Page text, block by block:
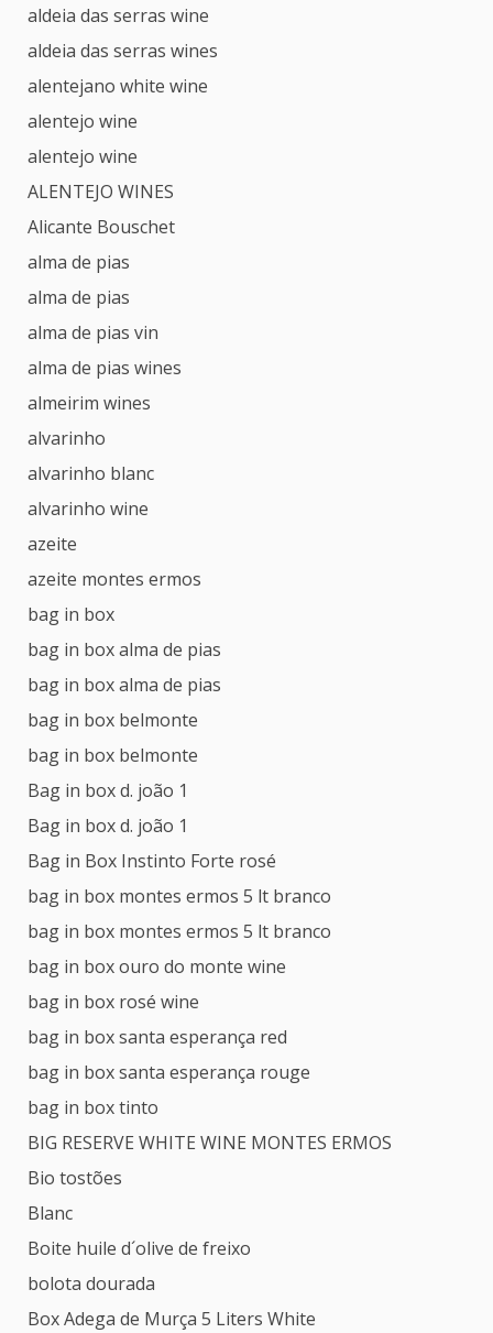
aldeia das serras wine
aldeia das serras wines
alentejano white wine
alentejo wine
alentejo wine
ALENTEJO WINES
Alicante Bouschet
alma de pias
alma de pias
alma de pias vin
alma de pias wines
almeirim wines
alvarinho
alvarinho blanc
alvarinho wine
azeite
azeite montes ermos
bag in box
bag in box alma de pias
bag in box alma de pias
bag in box belmonte
bag in box belmonte
Bag in box d. joão 1
Bag in box d. joão 1
Bag in Box Instinto Forte rosé
bag in box montes ermos 5 lt branco
bag in box montes ermos 5 lt branco
bag in box ouro do monte wine
bag in box rosé wine
bag in box santa esperança red
bag in box santa esperança rouge
bag in box tinto
BIG RESERVE WHITE WINE MONTES ERMOS
Bio tostões
Blanc
Boite huile d´olive de freixo
bolota dourada
Box Adega de Murça 5 Liters White